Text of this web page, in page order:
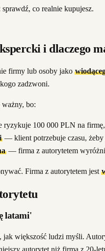
co realnie kupujesz.
i dlaczego
firmy lub osoby jako
zadzwoni.
bo:
100 000 PLN na
— klient potrzebuje czasu, żeby
— firma z autorytetem
Firma z autorytetem jest
latami'
większość ludzi myśli.
autorytet niż firma z 20-